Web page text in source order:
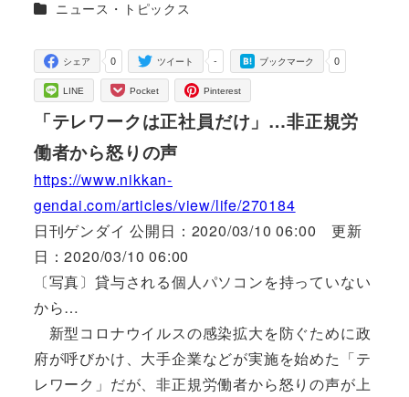
者
カテゴリー
ニュース・トピックス
0
シェア -
ツイート 0
ブックマーク
LINE Pocket Pinterest
「テレワークは正社員だけ」…非正規労
働者から怒りの声
https://www.nikkan-
gendai.com/articles/view/life/270184
日刊ゲンダイ 公開日：2020/03/10 06:00 更新
日：2020/03/10 06:00
〔写真〕貸与される個人パソコンを持っていない
から…
新型コロナウイルスの感染拡大を防ぐために政
府が呼びかけ、大手企業などが実施を始めた「テ
レワーク」だが、非正規労働者から怒りの声が上